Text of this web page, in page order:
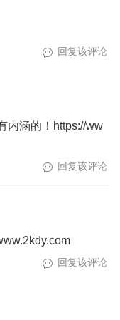
回复该评论
内涵的！https://ww
回复该评论
回复该评论